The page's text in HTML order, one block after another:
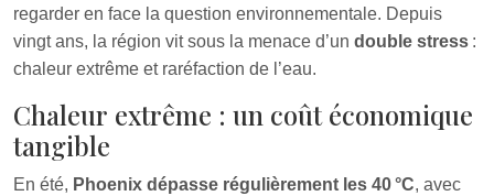
regarder en face la question environnementale. Depuis
vingt ans, la région vit sous la menace d’un double stress :
chaleur extrême et raréfaction de l’eau.
Chaleur extrême : un coût économique
tangible
En été, Phoenix dépasse régulièrement les 40 °C, avec